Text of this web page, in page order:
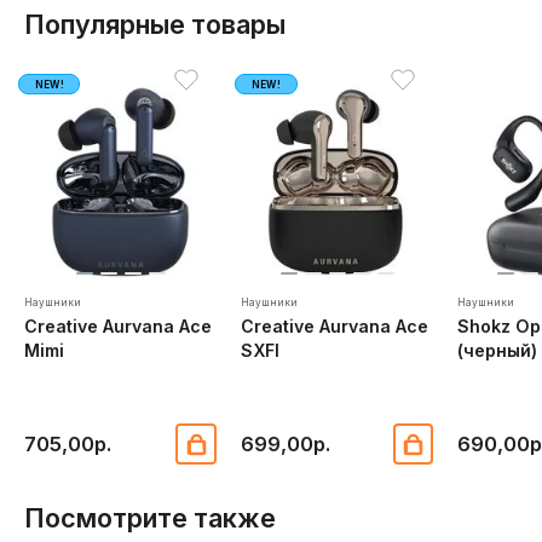
Популярные товары
NEW!
Наушники
Creative Aurvana Ace
Mimi
705,00р.
NEW!
Наушники
Creative Aurvana Ace
SXFI
699,00р.
Наушники
Shokz
(черный)
Посмотрите также